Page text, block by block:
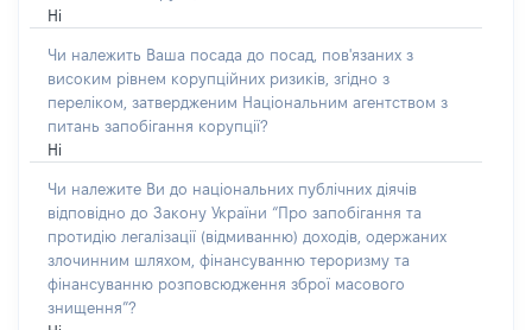
Ні
Чи належить Ваша посада до посад, пов'язаних з
високим рівнем корупційних ризиків, згідно з
переліком, затвердженим Національним агентством з
питань запобігання корупції?
Ні
Чи належите Ви до національних публічних діячів
відповідно до Закону України “Про запобігання та
протидію легалізації (відмиванню) доходів, одержаних
злочинним шляхом, фінансуванню тероризму та
фінансуванню розповсюдження зброї масового
знищення”?